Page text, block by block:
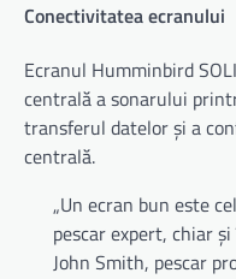
Conectivitatea ecranului
Ecranul Humminbird
centrală a sonarului
transferul datelor și a
centrală.
„Un ecran bun este
pescar expert, chiar
John Smith, pescar